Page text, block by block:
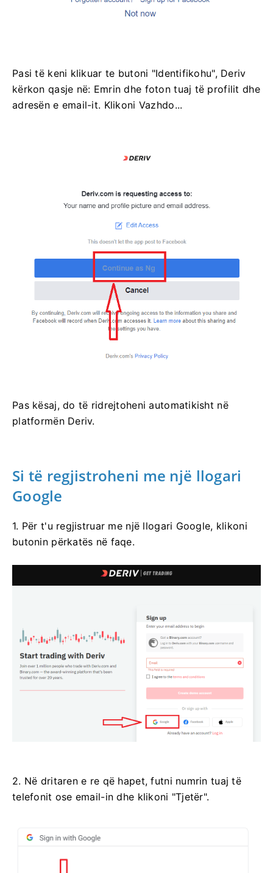
Pasi të keni klikuar te butoni "Identifikohu", Deriv
kërkon qasje në: Emrin dhe foton tuaj të profilit dhe
adresën e email-it. Klikoni Vazhdo...
Pas kësaj, do të ridrejtoheni automatikisht në
platformën Deriv.
Si të regjistroheni me një llogari
Google
1. Për t'u regjistruar me një llogari Google, klikoni
butonin përkatës në faqe.
2. Në dritaren e re që hapet, futni numrin tuaj të
telefonit ose email-in dhe klikoni "Tjetër".